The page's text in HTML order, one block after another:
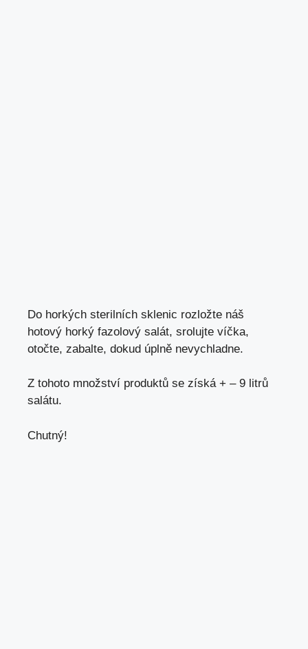
Do horkých sterilních sklenic rozložte náš
hotový horký fazolový salát, srolujte víčka,
otočte, zabalte, dokud úplně nevychladne.
Z tohoto množství produktů se získá + – 9 litrů
salátu.
Chutný!